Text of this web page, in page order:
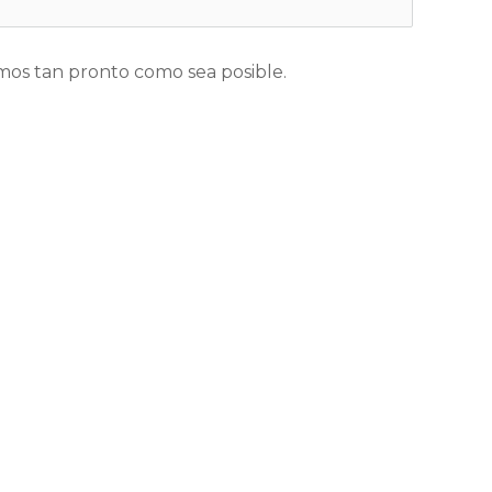
tan pronto como sea posible.